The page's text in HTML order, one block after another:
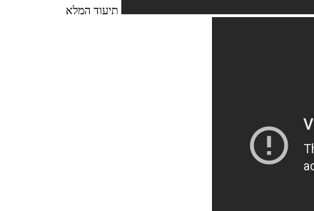
תיעוד המלא